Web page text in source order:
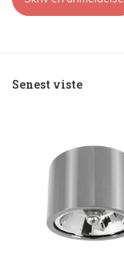
Senest viste